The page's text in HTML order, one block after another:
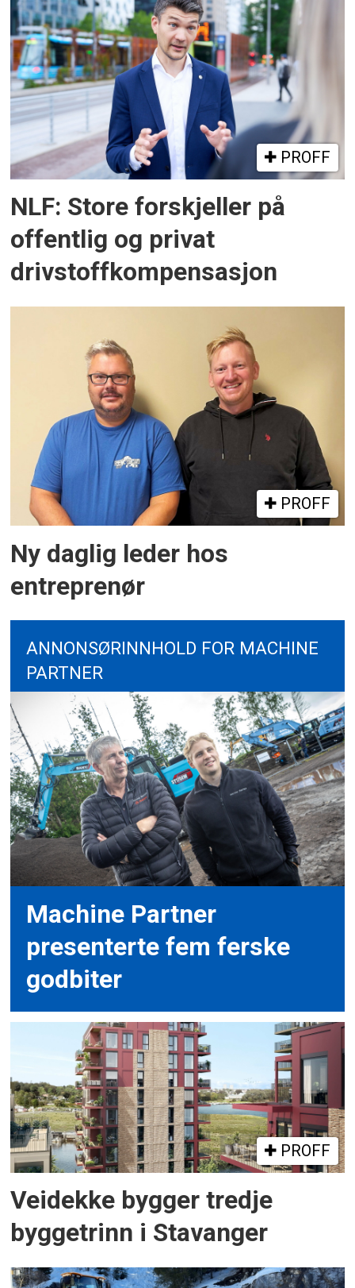
PROFF
NLF: Store forskjeller på
offentlig og privat
drivstoffkompensasjon
PROFF
Ny daglig leder hos
entreprenør
ANNONSØRINNHOLD FOR MACHINE
PARTNER
Machine Partner
presenterte fem ferske
godbiter
PROFF
Veidekke bygger tredje
byggetrinn i Stavanger